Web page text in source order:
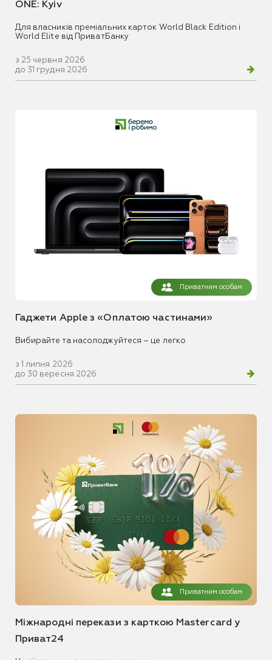
ONE: Kyiv
Для власників преміальних карток World Black Edition і
World Elite від ПриватБанку
з 25 червня 2026
до 31 грудня 2026
Приватним особам
Гаджети Apple з «Оплатою частинами»
Вибирайте та насолоджуйтеся – це легко
з 1 липня 2026
до 30 вересня 2026
Приватним особам
Міжнародні перекази з карткою Mastercard у
Приват24